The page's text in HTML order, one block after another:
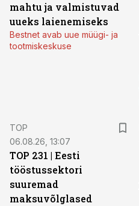
mahtu ja valmistuvad
uueks laienemiseks
Bestnet avab uue müügi- ja
tootmiskeskuse
TOP
06.08.26, 13:07
TOP 231 | Eesti
tööstussektori
suuremad
maksuvõlglased